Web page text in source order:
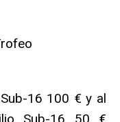
16 100 € y al
Sub-16 50 €